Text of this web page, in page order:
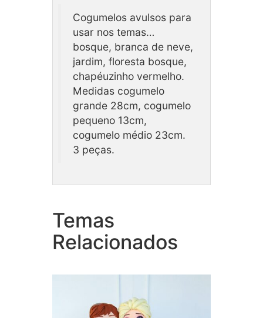
Cogumelos avulsos para
usar nos temas…
bosque, branca de neve,
jardim, floresta bosque,
chapéuzinho vermelho.
Medidas cogumelo
grande 28cm, cogumelo
pequeno 13cm,
cogumelo médio 23cm.
3 peças.
Temas
Relacionados
Coleção Frozen